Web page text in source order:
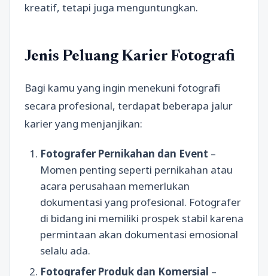
kreatif, tetapi juga menguntungkan.
Jenis Peluang Karier Fotografi
Bagi kamu yang ingin menekuni fotografi
secara profesional, terdapat beberapa jalur
karier yang menjanjikan:
Fotografer Pernikahan dan Event –
Momen penting seperti pernikahan atau
acara perusahaan memerlukan
dokumentasi yang profesional. Fotografer
di bidang ini memiliki prospek stabil karena
permintaan akan dokumentasi emosional
selalu ada.
Fotografer Produk dan Komersial –